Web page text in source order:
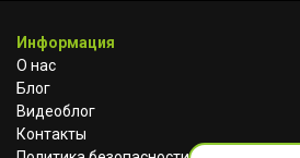
Информация
О нас
Блог
Видеоблог
Контакты